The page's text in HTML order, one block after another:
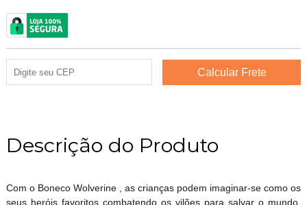
Descrição do Produto
Com o Boneco Wolverine , as crianças podem imaginar-se como os
seus heróis favoritos combatendo os vilões para salvar o mundo.